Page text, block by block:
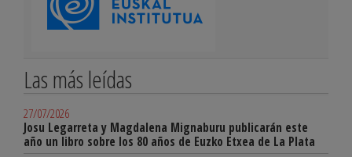
Las más leídas
27/07/2026
Josu Legarreta y Magdalena Mignaburu publicarán este
año un libro sobre los 80 años de Euzko Etxea de La Plata